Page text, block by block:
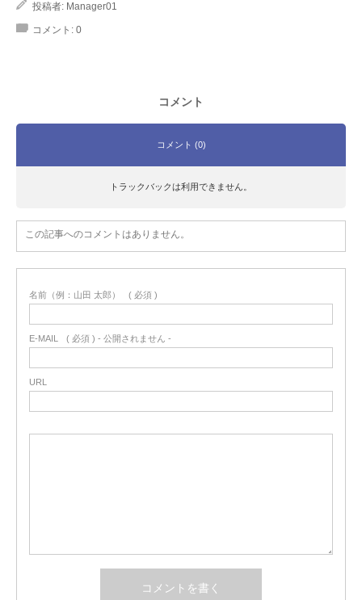
投稿者: Manager01
コメント: 0
コメント
コメント (0)
トラックバックは利用できません。
この記事へのコメントはありません。
名前（例：山田 太郎） ( 必須 )
E-MAIL ( 必須 ) - 公開されません -
URL
お問い合わせ